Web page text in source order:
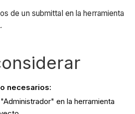
de un submittal en la herramienta
necesarios:
en la herramienta